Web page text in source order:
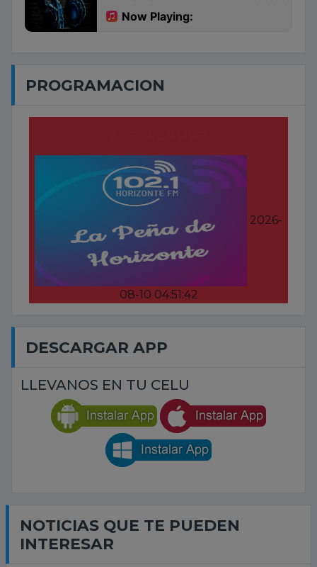
PROGRAMACION
2026-
08-10 04:51:42
DESCARGAR APP
LLEVANOS EN TU CELU
NOTICIAS QUE TE PUEDEN
INTERESAR